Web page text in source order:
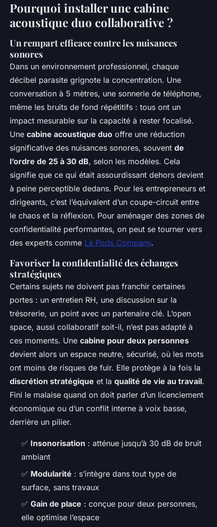
Pourquoi installer une cabine
acoustique duo collaborative ?
Un rempart efficace contre les nuisances
sonores
Dans un environnement professionnel, chaque
décibel parasite grignote la concentration. Une
conversation à 5 mètres, une sonnerie de téléphone,
même les bruits de fond répétitifs : tous ont un
impact mesurable sur la capacité à rester focalisé.
Une cabine acoustique duo offre une réduction
significative des nuisances sonores, souvent de
l’ordre de 25 à 30 dB, selon les modèles. Cela
signifie que ce qui était assourdissant dehors devient
à peine perceptible dedans. Pour les entrepreneurs et
dirigeants, c’est l’équivalent d’un coupe-circuit entre
le chaos et la réflexion. Pour aménager des zones de
confidentialité performantes, on peut se tourner vers
des experts comme La Pods Company.
Favoriser la confidentialité des échanges
stratégiques
Certains sujets ne doivent pas franchir certaines
portes : un entretien RH, une discussion sur la
trésorerie, un point avec un partenaire clé. L’open
space, aussi collaboratif soit-il, n’est pas adapté à
ces moments. Une cabine pour deux personnes
devient alors un espace neutre, sécurisé, où les mots
ont moins de risques de fuir. Elle protège à la fois la
discrétion stratégique et la qualité de vie au travail.
Fini le malaise quand on doit parler d’un licenciement
économique ou d’un conflit interne à voix basse,
derrière un pilier.
✅ Insonorisation : atténue jusqu’à 30 dB de bruit
ambiant
✅ Modularité : s’intègre dans tout type de
surface, sans travaux
✅ Gain de place : conçue pour deux personnes,
elle optimise l’espace